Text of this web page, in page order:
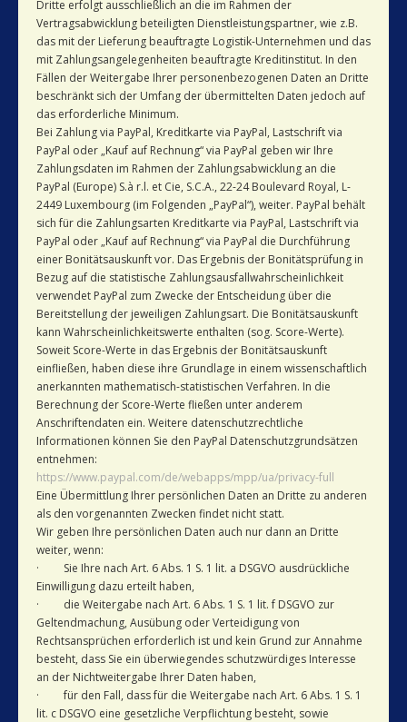
Dritte erfolgt ausschließlich an die im Rahmen der
Vertragsabwicklung beteiligten Dienstleistungspartner, wie z.B.
das mit der Lieferung beauftragte Logistik-Unternehmen und das
mit Zahlungsangelegenheiten beauftragte Kreditinstitut. In den
Fällen der Weitergabe Ihrer personenbezogenen Daten an Dritte
beschränkt sich der Umfang der übermittelten Daten jedoch auf
das erforderliche Minimum.
Bei Zahlung via PayPal, Kreditkarte via PayPal, Lastschrift via
PayPal oder „Kauf auf Rechnung“ via PayPal geben wir Ihre
Zahlungsdaten im Rahmen der Zahlungsabwicklung an die
PayPal (Europe) S.à r.l. et Cie, S.C.A., 22-24 Boulevard Royal, L-
2449 Luxembourg (im Folgenden „PayPal“), weiter. PayPal behält
sich für die Zahlungsarten Kreditkarte via PayPal, Lastschrift via
PayPal oder „Kauf auf Rechnung“ via PayPal die Durchführung
einer Bonitätsauskunft vor. Das Ergebnis der Bonitätsprüfung in
Bezug auf die statistische Zahlungsausfallwahrscheinlichkeit
verwendet PayPal zum Zwecke der Entscheidung über die
Bereitstellung der jeweiligen Zahlungsart. Die Bonitätsauskunft
kann Wahrscheinlichkeitswerte enthalten (sog. Score-Werte).
Soweit Score-Werte in das Ergebnis der Bonitätsauskunft
einfließen, haben diese ihre Grundlage in einem wissenschaftlich
anerkannten mathematisch-statistischen Verfahren. In die
Berechnung der Score-Werte fließen unter anderem
Anschriftendaten ein. Weitere datenschutzrechtliche
Informationen können Sie den PayPal Datenschutzgrundsätzen
entnehmen:
https://www.paypal.com/de/webapps/mpp/ua/privacy-full
Eine Übermittlung Ihrer persönlichen Daten an Dritte zu anderen
als den vorgenannten Zwecken findet nicht statt.
Wir geben Ihre persönlichen Daten auch nur dann an Dritte
weiter, wenn:
· Sie Ihre nach Art. 6 Abs. 1 S. 1 lit. a DSGVO ausdrückliche
Einwilligung dazu erteilt haben,
· die Weitergabe nach Art. 6 Abs. 1 S. 1 lit. f DSGVO zur
Geltendmachung, Ausübung oder Verteidigung von
Rechtsansprüchen erforderlich ist und kein Grund zur Annahme
besteht, dass Sie ein überwiegendes schutzwürdiges Interesse
an der Nichtweitergabe Ihrer Daten haben,
· für den Fall, dass für die Weitergabe nach Art. 6 Abs. 1 S. 1
lit. c DSGVO eine gesetzliche Verpflichtung besteht, sowie